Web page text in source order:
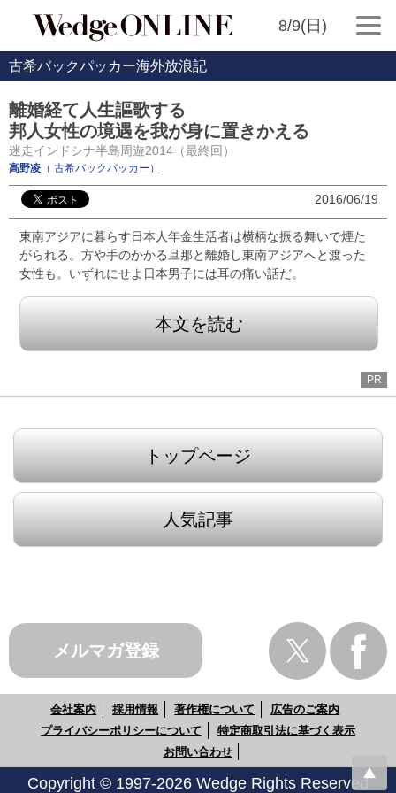
8/9(日)
古希バックパッカー海外放浪記
離婚経て人生謳歌する
邦人女性の境遇を我が身に置きかえる
迷走インドシナ半島周遊2014（最終回）
高野凌 （ 古希バックパッカー）
2016/06/19
東南アジアに暮らす日本人年金生活者は横柄な振る舞いで煙た
がられる。方や手のかかる旦那と離婚し東南アジアへと渡った
女性も。いずれにせよ日本男子には耳の痛い話だ。
本文を読む
PR
トップページ
人気記事
メルマガ登録
会社案内 採用情報 著作権について
広告のご案内
プライバシーポリシーについて
特定商取引法に基づく表示
お問い合わせ
Copyright © 1997-2026 Wedge Rights Reserved